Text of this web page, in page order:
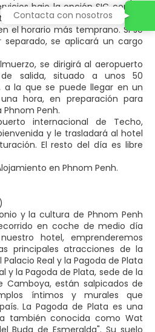
bajo la opción SIC con un
tendremos que organizar un
el horario más temprano. Si se
se aplicará un cargo
se dirigirá al aeropuerto
salida, situado a unos 50
a la que se puede llegar en un
hora, en preparación para
Penh.
internacional de Techo,
y le trasladará al hotel
El resto del día es libre
en Phnom Penh.
y la cultura de Phnom Penh
en coche de medio día
hotel, emprenderemos
principales atracciones de la
Real y la Pagoda de Plata
y la Pagoda de Plata, sede de la
Camboya, están salpicados de
íntimos y murales que
La Pagoda de Plata es una
también conocida como Wat
Contacta con nosotros